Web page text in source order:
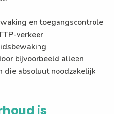
en toegangscontrole
verkeer
bijvoorbeeld alleen
die absoluut noodzakelijk
is